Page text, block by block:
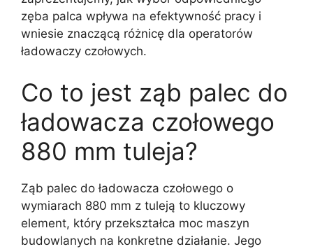
zęba palca wpływa na efektywność pracy i
wniesie znaczącą różnicę dla operatorów
ładowaczy czołowych.
Co to jest ząb palec do
ładowacza czołowego
880 mm tuleja?
Ząb palec do ładowacza czołowego o
wymiarach 880 mm z tuleją to kluczowy
element, który przekształca moc maszyn
budowlanych na konkretne działanie. Jego